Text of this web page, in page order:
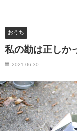
おうち
私の勘は正しか
2021-06-30